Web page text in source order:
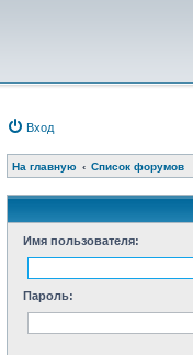
Вход
На главную Список форумов
Имя пользователя:
Пароль: